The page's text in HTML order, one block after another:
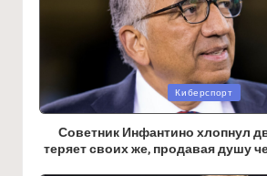
Posted
in
Киберспорт
Советник Инфантино хлопнул
теряет своих же, продавая душу